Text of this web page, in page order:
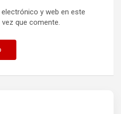
y web en este
que comente.